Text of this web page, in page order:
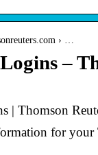
› …
–
| Thomson
for your